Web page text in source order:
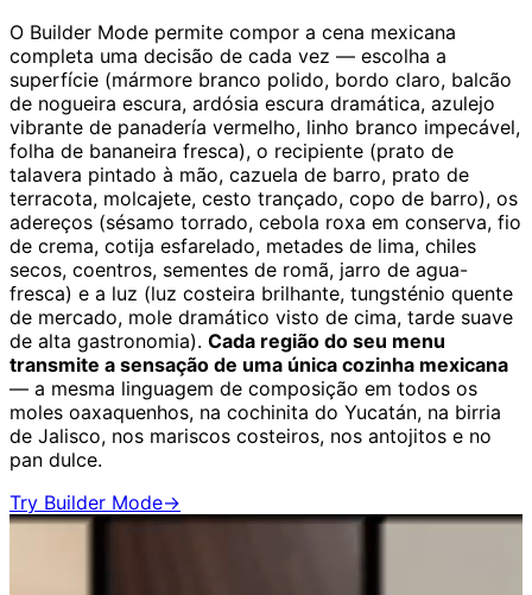
O Builder Mode permite compor a cena mexicana
completa uma decisão de cada vez — escolha a
superfície (mármore branco polido, bordo claro, balcão
de nogueira escura, ardósia escura dramática, azulejo
vibrante de panadería vermelho, linho branco impecável,
folha de bananeira fresca), o recipiente (prato de
talavera pintado à mão, cazuela de barro, prato de
terracota, molcajete, cesto trançado, copo de barro), os
adereços (sésamo torrado, cebola roxa em conserva, fio
de crema, cotija esfarelado, metades de lima, chiles
secos, coentros, sementes de romã, jarro de agua-
fresca) e a luz (luz costeira brilhante, tungsténio quente
de mercado, mole dramático visto de cima, tarde suave
de alta gastronomia). Cada região do seu menu
transmite a sensação de uma única cozinha mexicana
— a mesma linguagem de composição em todos os
moles oaxaquenhos, na cochinita do Yucatán, na birria
de Jalisco, nos mariscos costeiros, nos antojitos e no
pan dulce.
Try Builder Mode→